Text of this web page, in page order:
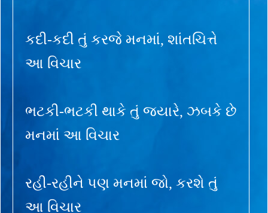
કદી-કદી તું કરજે મનમાં, શાંતચિત્તે
આ વિચાર
ભટકી-ભટકી થાકે તું જ્યારે, ઝબકે છે
મનમાં આ વિચાર
રહી-રહીને પણ મનમાં જો, કરશે તું
આ વિચાર